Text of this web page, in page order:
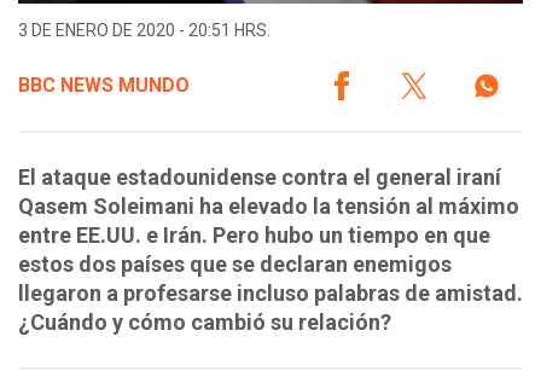
3 DE ENERO DE 2020 - 20:51 HRS.
BBC NEWS MUNDO
El ataque estadounidense contra el general iraní
Qasem Soleimani ha elevado la tensión al máximo
entre EE.UU. e Irán. Pero hubo un tiempo en que
estos dos países que se declaran enemigos
llegaron a profesarse incluso palabras de amistad.
¿Cuándo y cómo cambió su relación?